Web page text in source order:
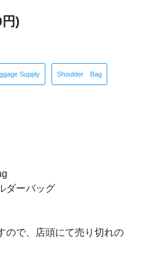
)
Supply Shoulder Bag
ダーバッグ
ので、店頭にて売り切れの